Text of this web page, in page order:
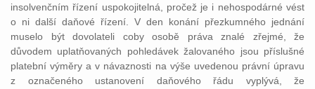
insolvenčním řízení uspokojitelná, pročež je i nehospodárné vést
o ni další daňové řízení. V den konání přezkumného jednání
muselo být dovolateli coby osobě práva znalé zřejmé, že
důvodem uplatňovaných pohledávek žalovaného jsou příslušné
platební výměry a v návaznosti na výše uvedenou právní úpravu
z označeného ustanovení daňového řádu vyplývá, že